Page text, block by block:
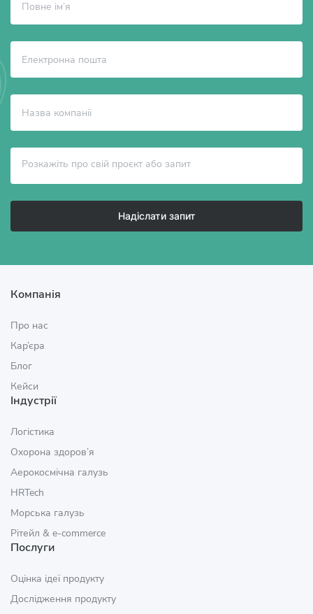
Надіслати запит
Компанія
Про нас
Кар’єра
Блог
Кейси
Індустрії
Логістика
Охорона здоров’я
Аерокосмічна галузь
HRTech
Морська галузь
Рітейл & e‑commerce
Послуги
Оцінка ідеї продукту
Дослідження продукту